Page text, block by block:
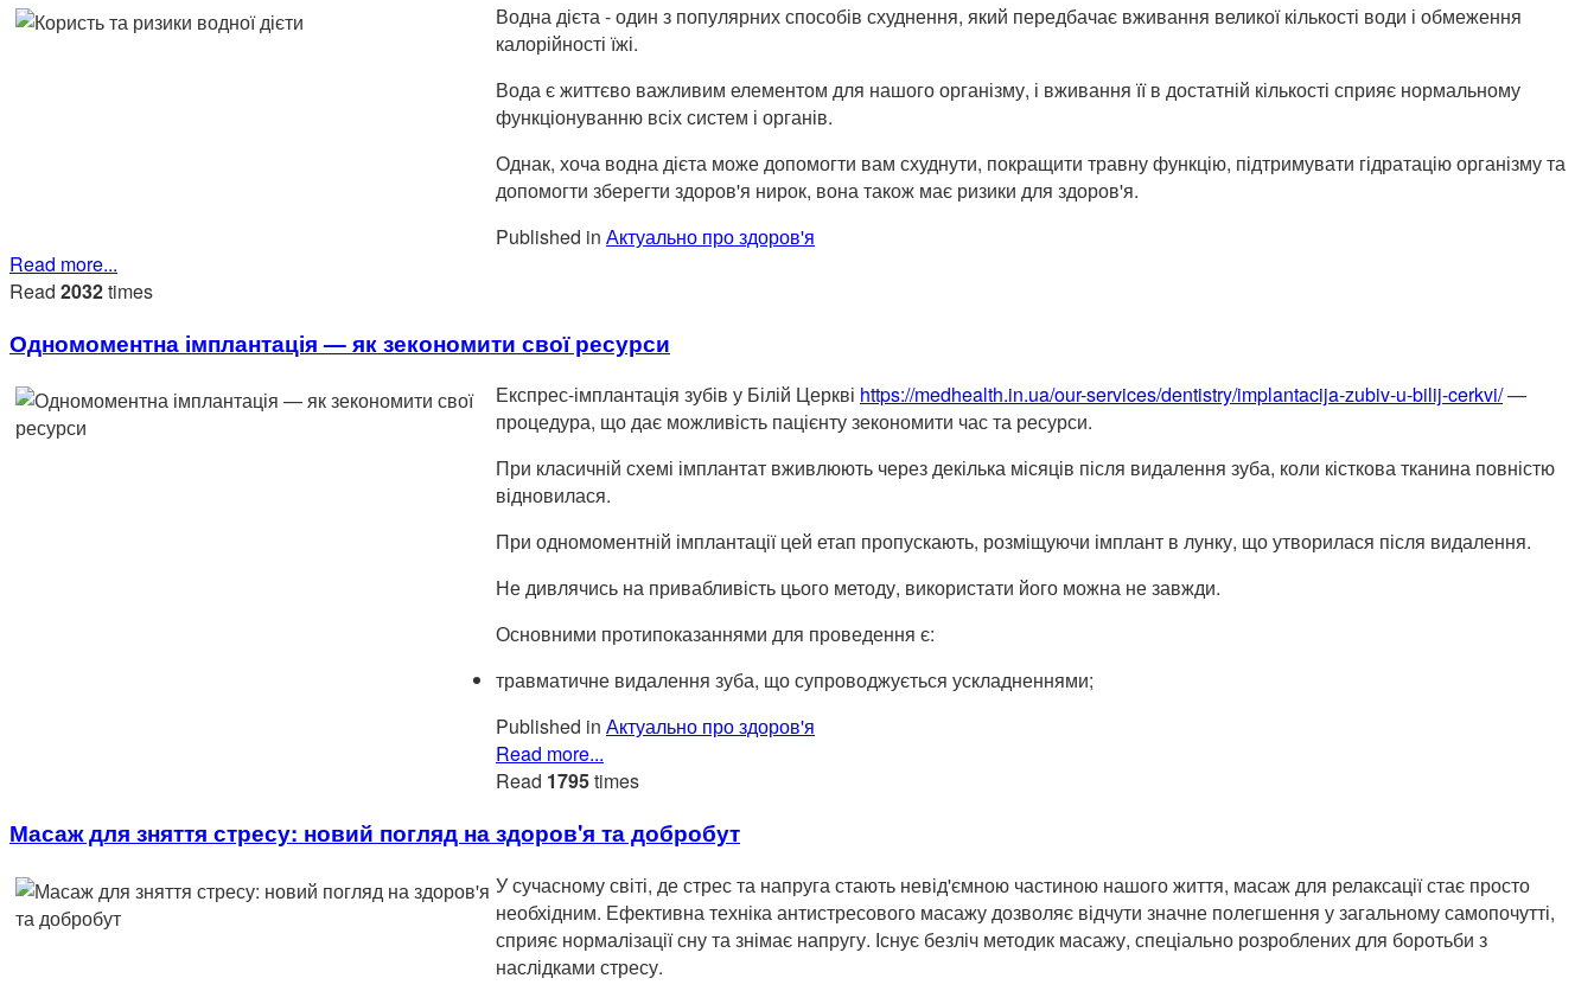
Водна дієта - один з популярних способів схуднення, який передбачає вживання великої кількості води і обмеження
калорійності їжі.
Вода є життєво важливим елементом для нашого організму, і вживання її в достатній кількості сприяє нормальному
функціонуванню всіх систем і органів.
Однак, хоча водна дієта може допомогти вам схуднути, покращити травну функцію, підтримувати гідратацію організму та
допомогти зберегти здоров'я нирок, вона також має ризики для здоров'я.
Published in Актуально про здоров'я
Read more...
Read 2032times
Одномоментна імплантація — як зекономити свої ресурси
Експрес-імплантація зубів у Білій Церкві https://medhealth.in.ua/our-services/dentistry/implantacija-zubiv-u-bilij-cerkvi/—
процедура, що дає можливість пацієнту зекономити час та ресурси.
При класичній схемі імплантат вживлюють через декілька місяців після видалення зуба, коли кісткова тканина повністю
відновилася.
При одномоментній імплантації цей етап пропускають, розміщуючи імплант в лунку, що утворилася після видалення.
Не дивлячись на привабливість цього методу, використати його можна не завжди.
Основними протипоказаннями для проведення є:
травматичне видалення зуба, що супроводжується ускладненнями;
Published in Актуально про здоров'я
Read more...
Read 1795times
Масаж для зняття стресу: новий погляд на здоров'я та добробут
У сучасному світі, де стрес та напруга стають невід'ємною частиною нашого життя, масаж для релаксації стає просто
необхідним. Ефективна техніка антистресового масажу дозволяє відчути значне полегшення у загальному самопочутті,
сприяє нормалізації сну та знімає напругу. Існує безліч методик масажу, спеціально розроблених для боротьби з
наслідками стресу.